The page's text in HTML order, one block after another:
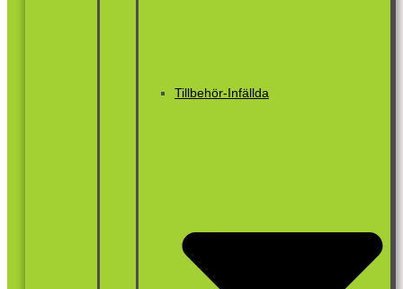
Tillbehör-Infällda